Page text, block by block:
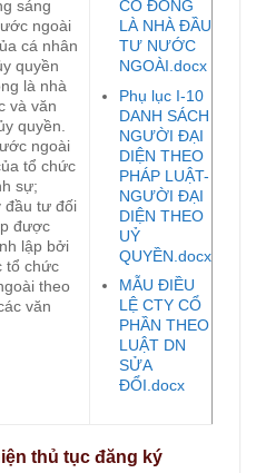
sáng
ngoài
cá nhân
quyền
là nhà
và văn
quyền.
ngoài
tổ chức
sự;
đầu tư đối
được
lập bởi
tổ chức
theo
văn
CỔ ĐÔNG
LÀ NHÀ ĐẦU
TƯ NƯỚC
NGOÀI.docx
Phụ lục I-10
DANH SÁCH
NGƯỜI ĐẠI
DIỆN THEO
PHÁP LUẬT-
NGƯỜI ĐẠI
DIỆN THEO
UỶ
QUYỀN.docx
MẪU ĐIỀU
LỆ CTY CỔ
PHẦN THEO
LUẬT DN
SỬA
ĐỔI.docx
thủ tục đăng ký